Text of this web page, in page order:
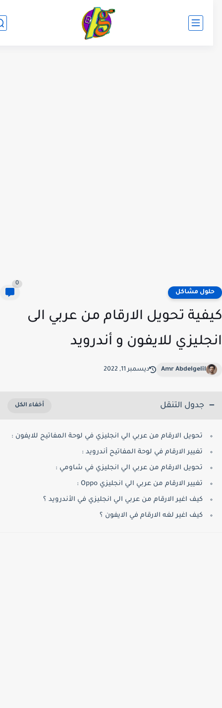
مشاكل
تحويل الارقام من عربي الى
للايفون و أندرويد
Amr Abdelgelil ديسمبر 11, 2022
جدول التنقل
تحويل الارقام من عربي الي انجليزي في لوحة المفاتيح للايفون :
تغيير الارقام في لوحة المفاتيح أندرويد :
تحويل الارقام من عربي الي انجليزي في شاومي :
تغيير الارقام من عربي الي انجليزي Oppo :
كيف اغير الارقام من عربي الي انجليزي في الأندرويد ؟
كيف اغير لغه الارقام في الايفون ؟